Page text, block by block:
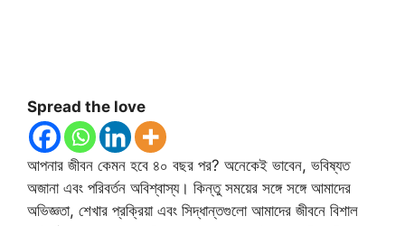
Spread the love
আপনার জীবন কেমন হবে ৪০ বছর পর? অনেকেই ভাবেন, ভবিষ্যত
অজানা এবং পরিবর্তন অবিশ্বাস্য। কিন্তু সময়ের সঙ্গে সঙ্গে আমাদের
অভিজ্ঞতা, শেখার প্রক্রিয়া এবং সিদ্ধান্তগুলো আমাদের জীবনে বিশাল